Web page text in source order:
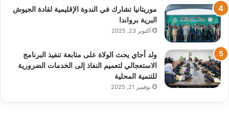
موريتانيا تشارك في الندوة الإقليمية لقادة الجيوش
البرية برواندا
أكتوبر 23, 2025
ولد أجاي يحث الولاة على متابعة تنفيذ البرنامج
الاستعجالي لتعميم النفاذ إلى الخدمات الضرورية
للتنمية المحلية
نوفمبر 21, 2025